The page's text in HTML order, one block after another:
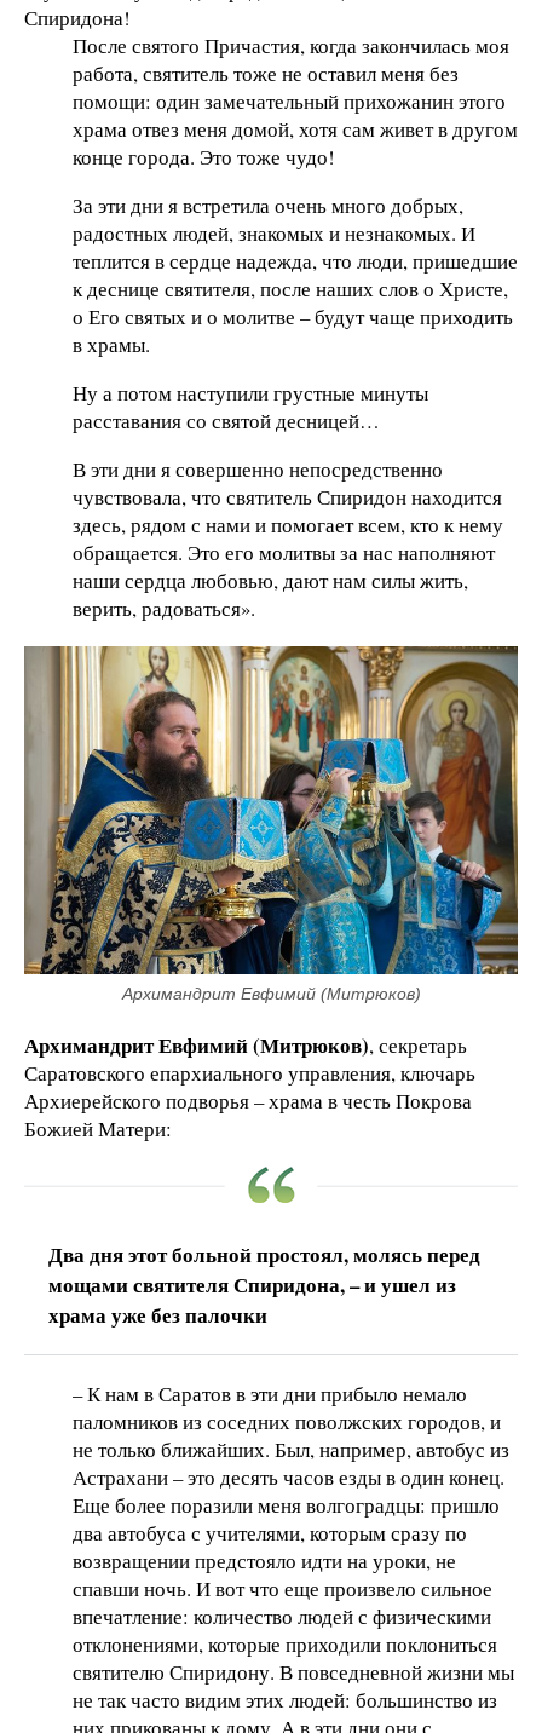
Спиридона!
После святого Причастия, когда закончилась моя
работа, святитель тоже не оставил меня без
помощи: один замечательный прихожанин этого
храма отвез меня домой, хотя сам живет в другом
конце города. Это тоже чудо!
За эти дни я встретила очень много добрых,
радостных людей, знакомых и незнакомых. И
теплится в сердце надежда, что люди, пришедшие
к деснице святителя, после наших слов о Христе,
о Его святых и о молитве – будут чаще приходить
в храмы.
Ну а потом наступили грустные минуты
расставания со святой десницей…
В эти дни я совершенно непосредственно
чувствовала, что святитель Спиридон находится
здесь, рядом с нами и помогает всем, кто к нему
обращается. Это его молитвы за нас наполняют
наши сердца любовью, дают нам силы жить,
верить, радоваться».
Архимандрит Евфимий (Митрюков)
Архимандрит Евфимий (Митрюков), секретарь
Саратовского епархиального управления, ключарь
Архиерейского подворья – храма в честь Покрова
Божией Матери:
Два дня этот больной простоял, молясь перед
мощами святителя Спиридона, – и ушел из
храма уже без палочки
– К нам в Саратов в эти дни прибыло немало
паломников из соседних поволжских городов, и
не только ближайших. Был, например, автобус из
Астрахани – это десять часов езды в один конец.
Еще более поразили меня волгоградцы: пришло
два автобуса с учителями, которым сразу по
возвращении предстояло идти на уроки, не
спавши ночь. И вот что еще произвело сильное
впечатление: количество людей с физическими
отклонениями, которые приходили поклониться
святителю Спиридону. В повседневной жизни мы
не так часто видим этих людей: большинство из